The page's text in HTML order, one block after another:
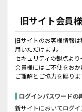
旧サイト会員
旧サイトのお客様情報
用いただけます。
セキュリティの観点より
会員様にはご不便をお
ご理解とご協力を賜りま
ログインパスワードの
新サイトにおいてログ